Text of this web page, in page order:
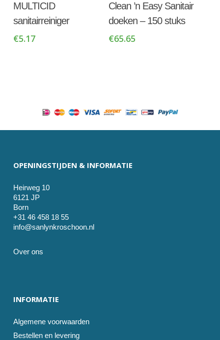
Winkelwagen
MULTICID
sanitairreiniger
€5.17
Winkelwagen
Clean ’n Easy Sanitair
doeken – 150 stuks
€65.65
OPENINGSTIJDEN & INFORMATIE
Heirweg 10
6121 JP
Born
+31 46 458 18 55
info@sanlynkroschoon.nl
Over ons
INFORMATIE
Algemene voorwaarden
Bestellen en levering